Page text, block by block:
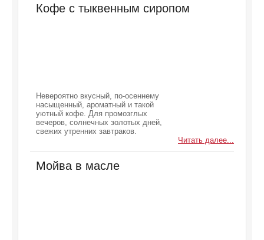
Кофе с тыквенным сиропом
Невероятно вкусный, по-осеннему
насыщенный, ароматный и такой
уютный кофе. Для промозглых
вечеров, солнечных золотых дней,
свежих утренних завтраков.
Читать далее...
Мойва в масле